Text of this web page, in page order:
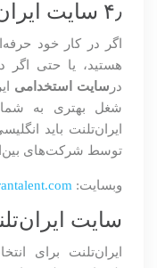
۴٫ سایت ایران‌تلنت برای کارجویان
اگر در کار خود
هستید، یا حتی اگر
در سایت استخدامی
شغل بهتری به شما
ایران‌تلنت باید
توسط شرکت‌های
وبسایت:
سایت
ایران‌تلنت برای